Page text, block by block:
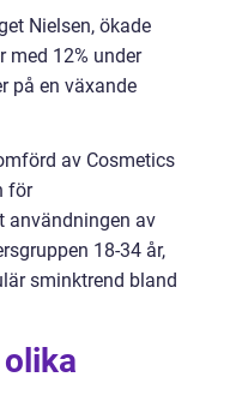
Nielsen, ökade
med 12% under
på en växande
av Cosmetics
för
användningen av
18-34 år,
sminktrend bland